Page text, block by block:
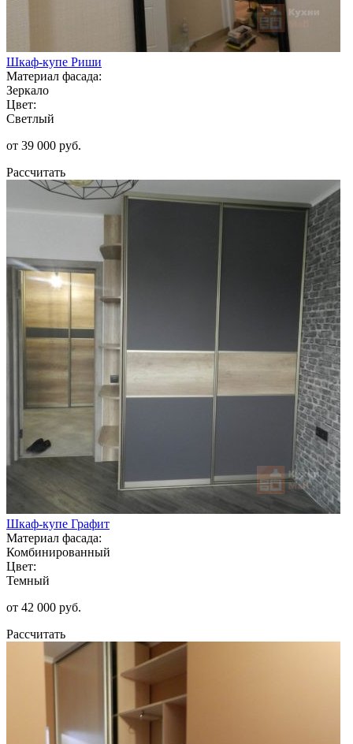
Шкаф-купе Риши
Материал фасада:
Зеркало
Цвет:
Светлый
от 39 000 руб.
Рассчитать
Шкаф-купе Графит
Материал фасада:
Комбинированный
Цвет:
Темный
от 42 000 руб.
Рассчитать